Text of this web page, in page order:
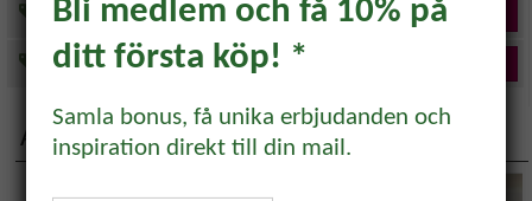
Växthus Följ
Övervintring
Aktuella produkter
Prenumerera och få 10%
rabatt!
Bli medlem och få 10% på
ditt första köp! *
Samla bonus, få unika erbjudanden och
inspiration direkt till din mail.